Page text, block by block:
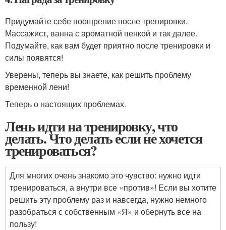
Придумайте себе поощрение после тренировки.
Массажист, ванна с ароматной пенкой и так далее.
Подумайте, как вам будет приятно после тренировки и
силы появятся!
Уверены, теперь вы знаете, как решить проблему
временной лени!
Теперь о настоящих проблемах.
Лень идти на тренировку, что
делать. Что делать если не хочется
тренироваться?
Для многих очень знакомо это чувство: нужно идти
тренироваться, а внутри все «против»! Если вы хотите
решить эту проблему раз и навсегда, нужно немного
разобраться с собственным «Я» и обернуть все на
пользу!